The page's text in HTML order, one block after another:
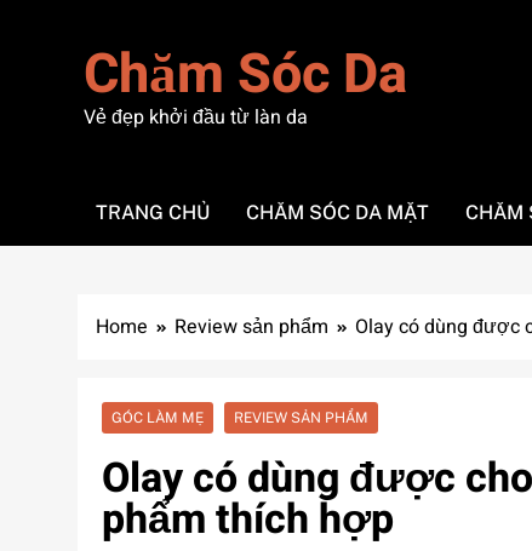
Chăm Sóc Da
Vẻ đẹp khởi đầu từ làn da
TRANG CHỦ CHĂM SÓC DA MẶT CHĂM
Home Review sản phẩm Olay có dùng được
GÓC LÀM MẸ REVIEW SẢN PHẨM
Olay có dùng được
phẩm thích hợp